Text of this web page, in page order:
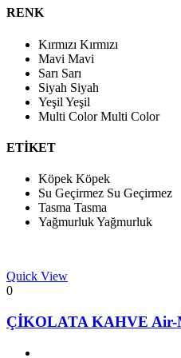
RENK
Kırmızı Kırmızı
Mavi Mavi
Sarı Sarı
Siyah Siyah
Yeşil Yeşil
Multi ColorMulti Color
ETİKET
Köpek Köpek
Su Geçirmez Su Geçirmez
Tasma Tasma
YağmurlukYağmurluk
Quick View
0
ÇİKOLATA KAHVE Air-